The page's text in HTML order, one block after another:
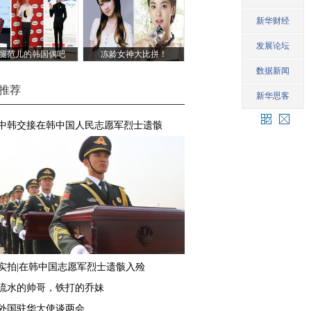
范儿的韩国偶吧 冻龄女神大比拼！
荐
韩交接在韩中国人民志愿军烈士遗骸
拍|在韩中国志愿军烈士遗骸入殓
水的帅哥，铁打的乔妹
国驻华大使谈两会